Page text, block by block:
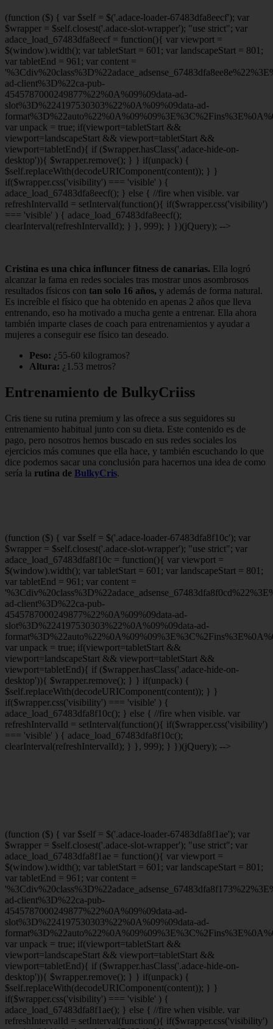
(function ($) { var $self = $('.adace-loader-67483dfa8eecf'); var
$wrapper = $self.closest('.adace-slot-wrapper'); "use strict"; var
adace_load_67483dfa8eecf = function(){ var viewport =
$(window).width(); var tabletStart = 601; var landscapeStart = 801;
var tabletEnd = 961; var content =
ad-client%3D%22ca-pub-
4545787000249877%22%0A%09%09data-ad-
slot%3D%224197530303%22%0A%09%09data-ad-
var unpack = true; if(viewport=tabletStart &&
viewport=landscapeStart && viewport=tabletStart &&
viewport=tabletEnd){ if ($wrapper.hasClass('.adace-hide-on-
desktop')){ $wrapper.remove(); } } if(unpack) {
$self.replaceWith(decodeURIComponent(content)); } }
if($wrapper.css('visibility') === 'visible' ) {
adace_load_67483dfa8eecf(); } else { //fire when visible. var
refreshIntervalId = setInterval(function(){ if($wrapper.css('visibility')
=== 'visible' ) { adace_load_67483dfa8eecf();
clearInterval(refreshIntervalId); } }, 999); } })(jQuery); -->
Cristina es una chica influncer fitness de canarias. Ella logró
alcanzar la fama en redes sociales tras mostrar unos asombrosos
resultados físicos con tan solo 16 años, y además de forma natural.
Es increíble el físico que ha obtenido en apenas 2 años que lleva
entrenando, eso ha motivado a mucha gente a entrenar. Ella ahora
también imparte clases de coach para entrenamientos y ayudar a
mujeres a conseguir ese físico tan deseado.
Peso: ¿55-60 kilogramos?
Altura: ¿1.53 metros?
Entrenamiento de BulkyCriiss
Cris tiene su rutina premium y las ofrece a sus seguidores su
entrenamiento habitual junto con su dieta. Este contenido es de
pago, pero nosotros hemos buscado en sus redes sociales los
ejercicios más comunes que ella hace, y también escuchando lo que
dice podemos sacar una conclusión para hacernos una idea de como
sería la rutina de BulkyCris.
(function ($) { var $self = $('.adace-loader-67483dfa8f10c'); var
$wrapper = $self.closest('.adace-slot-wrapper'); "use strict"; var
adace_load_67483dfa8f10c = function(){ var viewport =
$(window).width(); var tabletStart = 601; var landscapeStart = 801;
var tabletEnd = 961; var content =
ad-client%3D%22ca-pub-
4545787000249877%22%0A%09%09data-ad-
slot%3D%224197530303%22%0A%09%09data-ad-
var unpack = true; if(viewport=tabletStart &&
viewport=landscapeStart && viewport=tabletStart &&
viewport=tabletEnd){ if ($wrapper.hasClass('.adace-hide-on-
desktop')){ $wrapper.remove(); } } if(unpack) {
$self.replaceWith(decodeURIComponent(content)); } }
if($wrapper.css('visibility') === 'visible' ) {
adace_load_67483dfa8f10c(); } else { //fire when visible. var
refreshIntervalId = setInterval(function(){ if($wrapper.css('visibility')
=== 'visible' ) { adace_load_67483dfa8f10c();
clearInterval(refreshIntervalId); } }, 999); } })(jQuery); -->
(function ($) { var $self = $('.adace-loader-67483dfa8f1ae'); var
$wrapper = $self.closest('.adace-slot-wrapper'); "use strict"; var
adace_load_67483dfa8f1ae = function(){ var viewport =
$(window).width(); var tabletStart = 601; var landscapeStart = 801;
var tabletEnd = 961; var content =
ad-client%3D%22ca-pub-
4545787000249877%22%0A%09%09data-ad-
slot%3D%224197530303%22%0A%09%09data-ad-
var unpack = true; if(viewport=tabletStart &&
viewport=landscapeStart && viewport=tabletStart &&
viewport=tabletEnd){ if ($wrapper.hasClass('.adace-hide-on-
desktop')){ $wrapper.remove(); } } if(unpack) {
$self.replaceWith(decodeURIComponent(content)); } }
if($wrapper.css('visibility') === 'visible' ) {
adace_load_67483dfa8f1ae(); } else { //fire when visible. var
refreshIntervalId = setInterval(function(){ if($wrapper.css('visibility')